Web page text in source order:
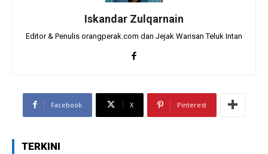
Iskandar Zulqarnain
Editor & Penulis orangperak.com dan Jejak Warisan Teluk Intan
Facebook X Pinterest
TERKINI